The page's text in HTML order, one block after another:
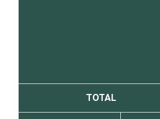
TOTAL